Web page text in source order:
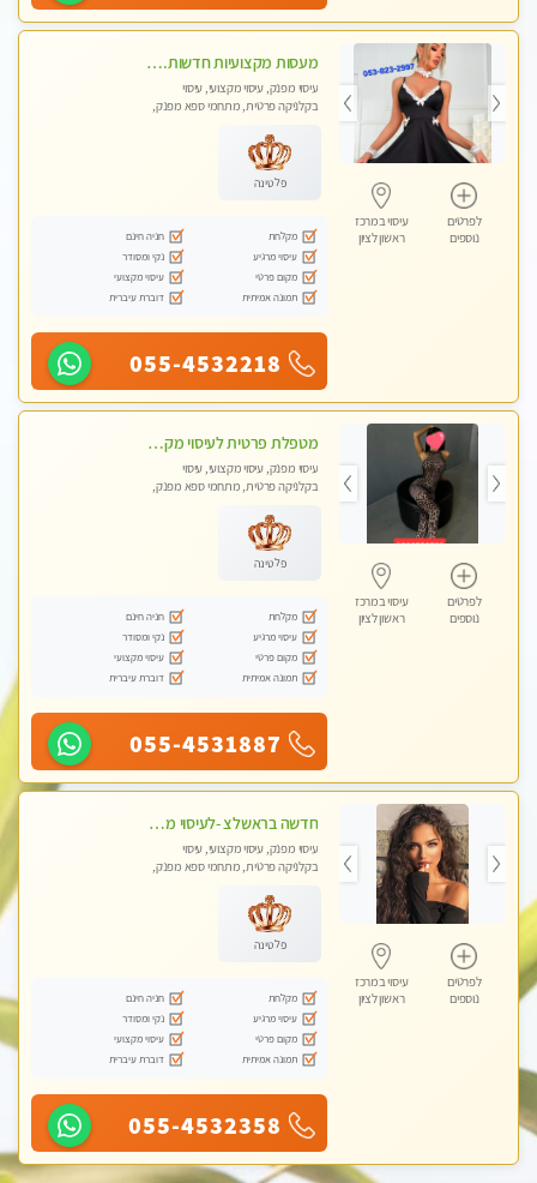
לפרטים
נוספים
עיסוי במרכז
ראשון לציון
מעסות מקצועיות חדשות. גישה אישית לכל לקוח. אל תפספסו את ההזדמנות שלכם. פנקו את עצמכם וקבלו מקסימום הנאה ורוגע.
עיסוי מפנק, עיסוי מקצועי, עיסוי
בקלניקה פרטית, מתחמי ספא מפנק,
פלטינה
מקלחת
חניה חינם
עיסוי מרגיע
נקי ומסודר
מקום פרטי
עיסוי מקצועי
תמונה אמיתית
דוברת עיברית
055-4532218
לפרטים
נוספים
עיסוי במרכז
ראשון לציון
מטפלת פרטית לעיסוי מקצועי מפנק פרטי מאוד ללא מין !!!
עיסוי מפנק, עיסוי מקצועי, עיסוי
בקלניקה פרטית, מתחמי ספא מפנק,
פלטינה
מקלחת
חניה חינם
עיסוי מרגיע
נקי ומסודר
מקום פרטי
עיסוי מקצועי
תמונה אמיתית
דוברת עיברית
055-4531887
לפרטים
נוספים
עיסוי במרכז
ראשון לציון
חדשה בראשלצ -לעיסוי מקצועי ואיכותי מומלץ מאוד!! ממתינה לך מעסה פרטית-ללא מין !!
עיסוי מפנק, עיסוי מקצועי, עיסוי
בקלניקה פרטית, מתחמי ספא מפנק,
פלטינה
מקלחת
חניה חינם
עיסוי מרגיע
נקי ומסודר
מקום פרטי
עיסוי מקצועי
תמונה אמיתית
דוברת עיברית
055-4532358